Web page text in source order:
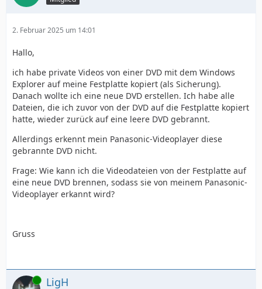
2. Februar 2025 um 14:01
Hallo,
ich habe private Videos von einer DVD mit dem Windows
Explorer auf meine Festplatte kopiert (als Sicherung).
Danach wollte ich eine neue DVD erstellen. Ich habe alle
Dateien, die ich zuvor von der DVD auf die Festplatte kopiert
hatte, wieder zurück auf eine leere DVD gebrannt.
Allerdings erkennt mein Panasonic-Videoplayer diese
gebrannte DVD nicht.
Frage: Wie kann ich die Videodateien von der Festplatte auf
eine neue DVD brennen, sodass sie von meinem Panasonic-
Videoplayer erkannt wird?
Gruss
Online LigH